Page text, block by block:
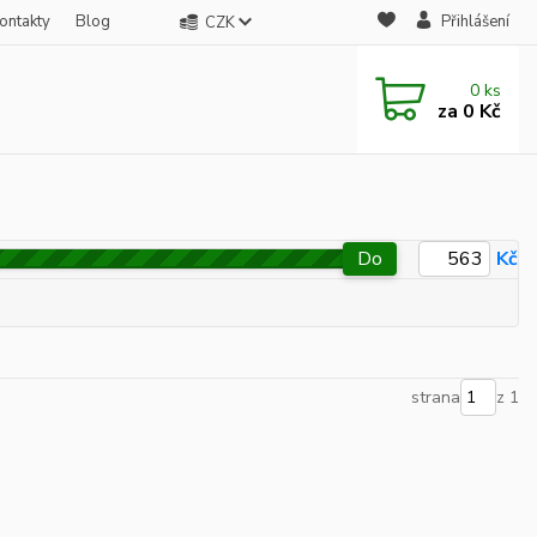
Blog CZK Přihlášení
0 ks
za 0 Kč
Do Kč
strana z 1